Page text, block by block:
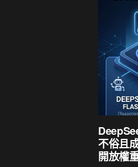
不俗且
開放權